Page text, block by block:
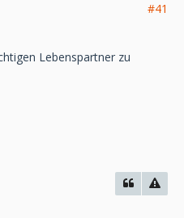
#41
Lebenspartner zu